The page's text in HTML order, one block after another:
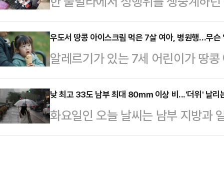
문제부터 빨리 풀어야 한다는 목소
국무회의를 열어 …
연설회를 하루 앞둔 11일 '배신자'
를 밟기로 했다. 이르면 오는 14일
회에 참석하는 것도 허용하지 않을
출과 윤리위 출…
체포됐다.지난 7일(현지시간) 태국
국 이민청은 6일 경찰이 파타야의
오스 여성 2명을 체포했다고 밝혔
추적한 후 현장을 덮쳐 라이브 방송
인용품, 콘돔, 카메라, 휴대전화 및
중국 온라인 플랫폼을 통해 방송을
면 출연자들에게 …
우도서 땅콩 아이스크림 먹은 7살 여아, 병
알레르기가 있는 7세 어린이가 땅
크로 병원으로 이송됐다.11일 제주
2시 6분쯤 제주시 우도면에서 땅콩
림을 먹은 뒤 목이 아프고 눈 주위
동한 구급대원은 아나필락시스를
낮 최고 33도 남부 최대 80㎜ 이상 비...'더위' 날리
화요일인 오늘 날씨는 남부 지방과
어지겠다.기상청은 "정체전선의 영